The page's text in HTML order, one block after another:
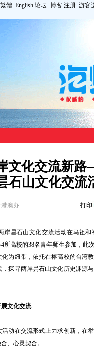
繁體 English 论坛 博客 注册 游客
文化交流新
石山文化交流
澳办 打印
昙石山文化交流活动在马祖和
所高校的38名青年师生参加，此
为纽带，依托在榕高校的台湾
探寻两岸昙石山文化历史渊源
文化交流
在交流形式上力求创新，在
、心灵契合。